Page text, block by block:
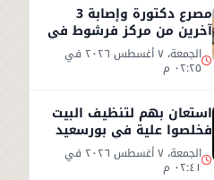
مصرع دكتورة وإصابة 3
آخرين من مركز فرشوط في
حادث على الطريق
الصحراوي الغربي الجمعة، ٧ أغسطس ٢٠٢٦ في
٠٢:٢٥ م
استعان بهم لتنظيف البيت
فخلصوا علية في بورسعيد
الجمعة، ٧ أغسطس ٢٠٢٦ في
٠٢:٤١ م